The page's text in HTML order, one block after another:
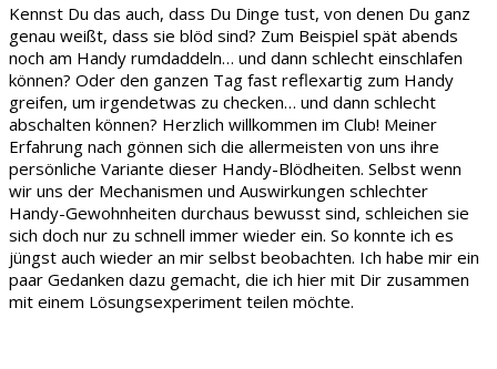
Kennst Du das auch, dass Du Dinge tust, von denen Du ganz
genau weißt, dass sie blöd sind? Zum Beispiel spät abends
noch am Handy rumdaddeln… und dann schlecht einschlafen
können? Oder den ganzen Tag fast reflexartig zum Handy
greifen, um irgendetwas zu checken… und dann schlecht
abschalten können? Herzlich willkommen im Club! Meiner
Erfahrung nach gönnen sich die allermeisten von uns ihre
persönliche Variante dieser Handy-Blödheiten. Selbst wenn
wir uns der Mechanismen und Auswirkungen schlechter
Handy-Gewohnheiten durchaus bewusst sind, schleichen sie
sich doch nur zu schnell immer wieder ein. So konnte ich es
jüngst auch wieder an mir selbst beobachten. Ich habe mir ein
paar Gedanken dazu gemacht, die ich hier mit Dir zusammen
mit einem Lösungsexperiment teilen möchte.